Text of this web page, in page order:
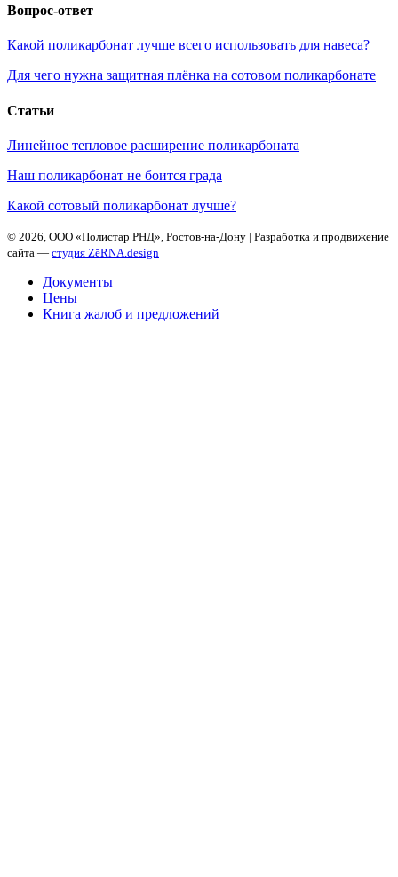
Вопрос-ответ
Какой поликарбонат лучше всего использовать для навеса?
Для чего нужна защитная плёнка на сотовом поликарбонате
Статьи
Линейное тепловое расширение поликарбоната
Наш поликарбонат не боится града
Какой сотовый поликарбонат лучше?
© 2026, ООО «Полистар РНД», Ростов-на-Дону | Разработка и продвижение
сайта — студия ZēRNA.design
Документы
Цены
Книга жалоб и предложений